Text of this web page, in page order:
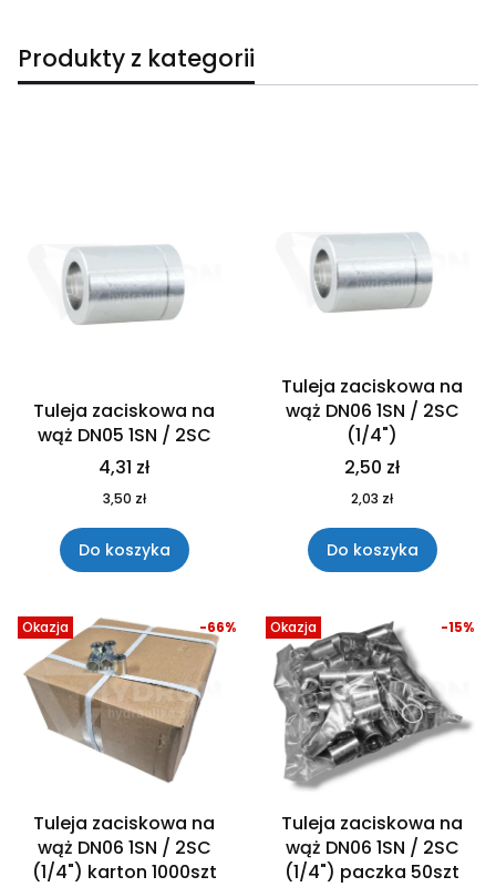
Produkty z kategorii
Tuleja zaciskowa na
wąż DN05 1SN / 2SC
4,31 zł
3,50 zł
Do koszyka
Tuleja zaciskowa na
wąż DN06 1SN / 2SC
(1/4")
2,50 zł
2,03 zł
Do koszyka
Okazja
Tuleja zaciskowa na
wąż DN06 1SN / 2SC
(1/4") karton 1000szt
-66% Okazja
Tuleja zaciskowa na
wąż DN06 1SN / 2SC
(1/4") paczka 50szt
-15%